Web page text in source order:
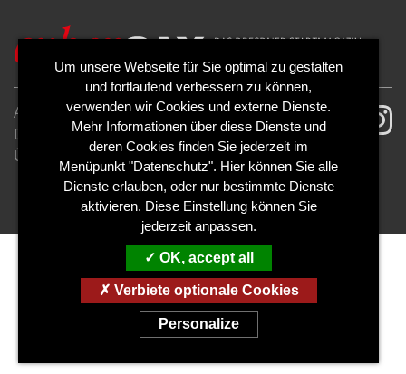
AGB
Impressum
Datenschutzerklärung
Cookies
Über uns
Kontakt
Mediadaten
Abo kündigen
Abo widerrufen
Um unsere Webseite für Sie optimal zu gestalten
und fortlaufend verbessern zu können,
verwenden wir Cookies und externe Dienste.
Mehr Informationen über diese Dienste und
deren Cookies finden Sie jederzeit im
Menüpunkt "Datenschutz". Hier können Sie alle
Dienste erlauben, oder nur bestimmte Dienste
aktivieren. Diese Einstellung können Sie
jederzeit anpassen.
OK, accept all
Verbiete optionale Cookies
Personalize